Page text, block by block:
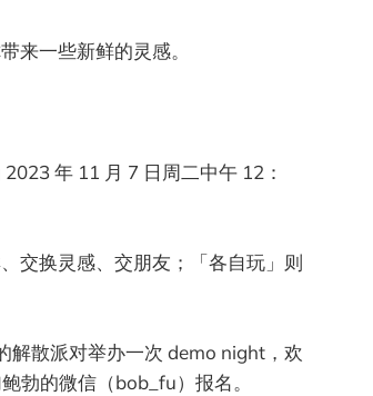
来一些新鲜的灵感。
年 11 月 7 日周二中午 12：
交换灵感、交朋友；「各自玩」则
解散派对举办一次 demo night，欢
勃的微信（bob_fu）报名。